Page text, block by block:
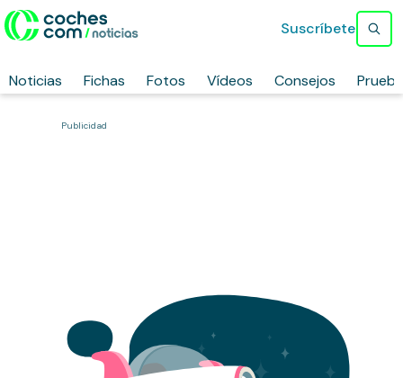
Noticias Fichas Fotos Vídeos Consejos
Suscríbete
Publicidad